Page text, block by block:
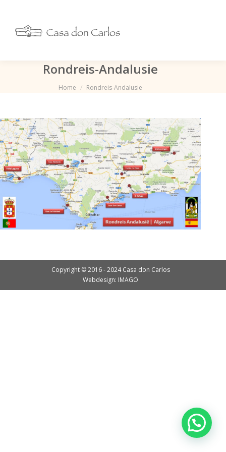
Rondreis-Andalusie
Je bent hier:
Home Rondreis-Andalusie
Copyright © 2016 - 2024 Casa don Carlos
Webdesign: IMAGO